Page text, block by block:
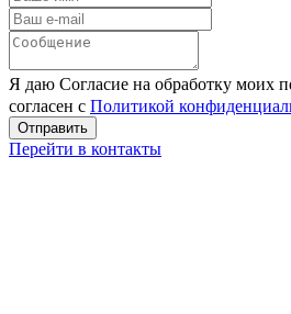
Я даю Согласие на обработку моих
согласен с Политикой
Перейти в контакты